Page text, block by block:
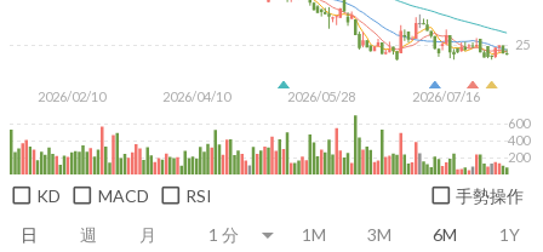
日 週 月 1M 3M 6M 1Y
2026/02/10 2026/04/10 2026/05/28 2026/07/16
25
200
400
600
KD MACD RSI 手勢操作